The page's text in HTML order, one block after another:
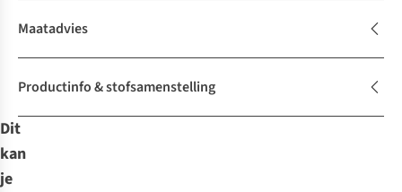
Maatadvies
Productinfo & stofsamenstelling
Dit
kan
je